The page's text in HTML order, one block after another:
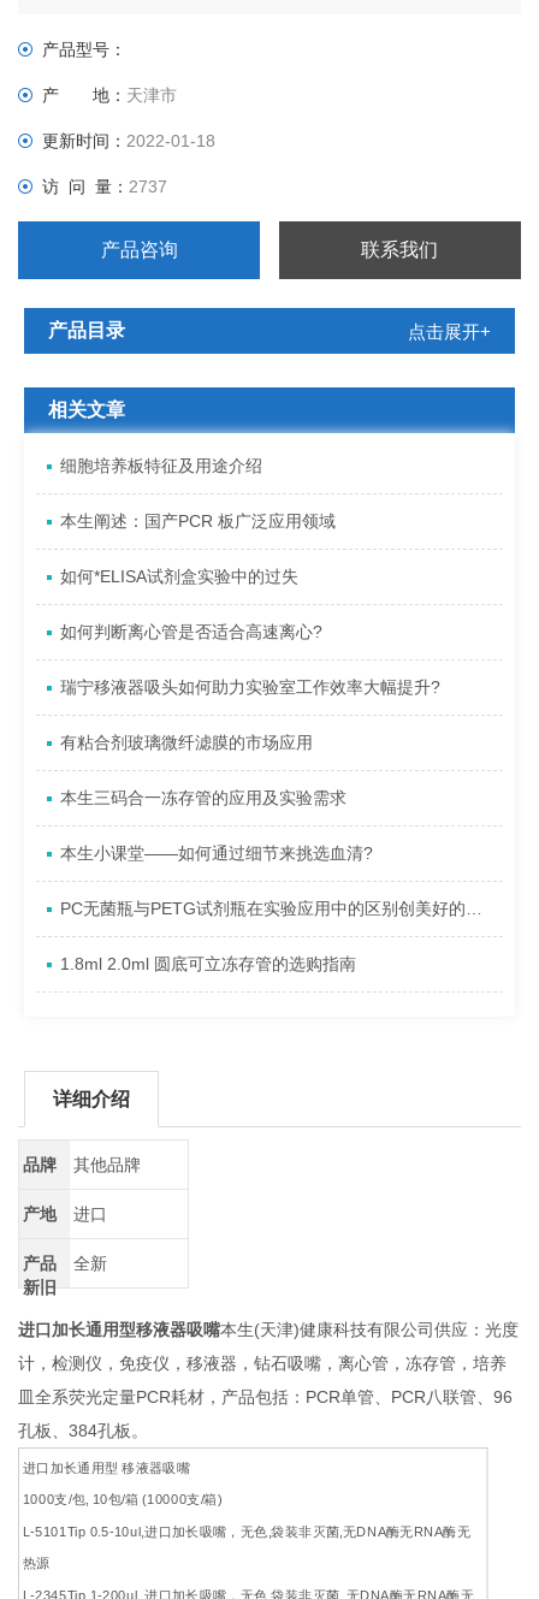
产品型号：
产 地： 天津市
更新时间：2022-01-18
访 问 量：2737
产品咨询 联系我们
产品目录 点击展开+
相关文章
细胞培养板特征及用途介绍
本生阐述：国产PCR 板广泛应用领域
如何*ELISA试剂盒实验中的过失
如何判断离心管是否适合高速离心?
瑞宁移液器吸头如何助力实验室工作效率大幅提升?
有粘合剂玻璃微纤滤膜的市场应用
本生三码合一冻存管的应用及实验需求
本生小课堂——如何通过细节来挑选血清?
PC无菌瓶与PETG试剂瓶在实验应用中的区别创美好的未来。
1.8ml 2.0ml 圆底可立冻存管的选购指南
详细介绍
品牌 其他品牌
产地 进口
产品
新旧
全新
进口加长通用型移液器吸嘴本生(天津)健康科技有限公司供应：光度
计，检测仪，免疫仪，移液器，钻石吸嘴，离心管，冻存管，培养
皿全系荧光定量PCR耗材，产品包括：PCR单管、PCR八联管、96
孔板、384孔板。
进口加长通用型 移液器吸嘴
1000支/包, 10包/箱 (10000支/箱)
L-5101Tip 0.5-10ul,进口加长吸嘴，无色,袋装非灭菌,无DNA酶无RNA酶无
热源
L-2345Tip 1-200ul, 进口加长吸嘴，无色,袋装非灭菌, 无DNA酶无RNA酶无